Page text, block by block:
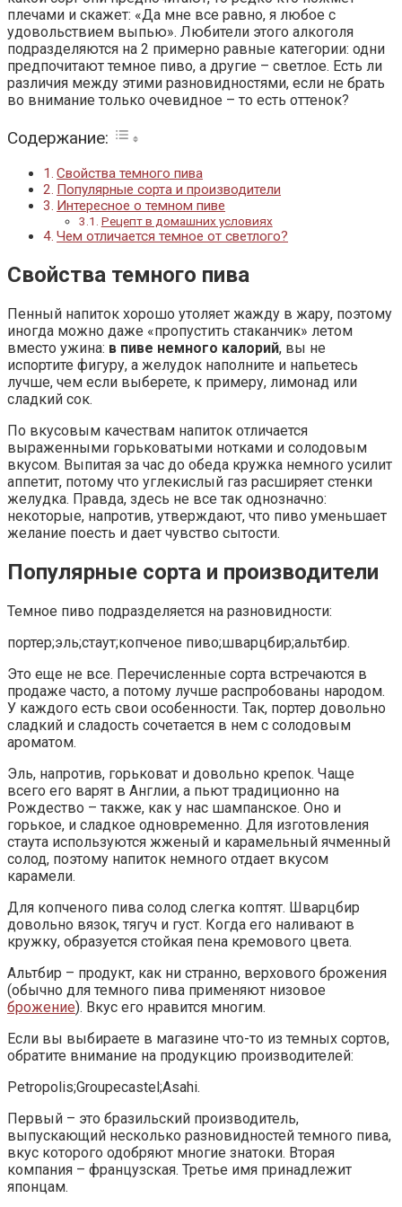
плечами и скажет: «Да мне все равно, я любое с
удовольствием выпью». Любители этого алкоголя
подразделяются на 2 примерно равные категории: одни
предпочитают темное пиво, а другие – светлое. Есть ли
различия между этими разновидностями, если не брать
во внимание только очевидное – то есть оттенок?
Содержание:
Свойства темного пива
Популярные сорта и производители
Интересное о темном пиве
Рецепт в домашних условиях
Чем отличается темное от светлого?
Свойства темного пива
Пенный напиток хорошо утоляет жажду в жару, поэтому
иногда можно даже «пропустить стаканчик» летом
вместо ужина: в пиве немного калорий, вы не
испортите фигуру, а желудок наполните и напьетесь
лучше, чем если выберете, к примеру, лимонад или
сладкий сок.
По вкусовым качествам напиток отличается
выраженными горьковатыми нотками и солодовым
вкусом. Выпитая за час до обеда кружка немного усилит
аппетит, потому что углекислый газ расширяет стенки
желудка. Правда, здесь не все так однозначно:
некоторые, напротив, утверждают, что пиво уменьшает
желание поесть и дает чувство сытости.
Популярные сорта и производители
Темное пиво подразделяется на разновидности:
портер;эль;стаут;копченое пиво;шварцбир;альтбир.
Это еще не все. Перечисленные сорта встречаются в
продаже часто, а потому лучше распробованы народом.
У каждого есть свои особенности. Так, портер довольно
сладкий и сладость сочетается в нем с солодовым
ароматом.
Эль, напротив, горьковат и довольно крепок. Чаще
всего его варят в Англии, а пьют традиционно на
Рождество – также, как у нас шампанское. Оно и
горькое, и сладкое одновременно. Для изготовления
стаута используются жженый и карамельный ячменный
солод, поэтому напиток немного отдает вкусом
карамели.
Для копченого пива солод слегка коптят. Шварцбир
довольно вязок, тягуч и густ. Когда его наливают в
кружку, образуется стойкая пена кремового цвета.
Альтбир – продукт, как ни странно, верхового брожения
(обычно для темного пива применяют низовое
брожение). Вкус его нравится многим.
Если вы выбираете в магазине что-то из темных сортов,
обратите внимание на продукцию производителей:
Petropolis;Groupecastel;Asahi.
Первый – это бразильский производитель,
выпускающий несколько разновидностей темного пива,
вкус которого одобряют многие знатоки. Вторая
компания – французская. Третье имя принадлежит
японцам.